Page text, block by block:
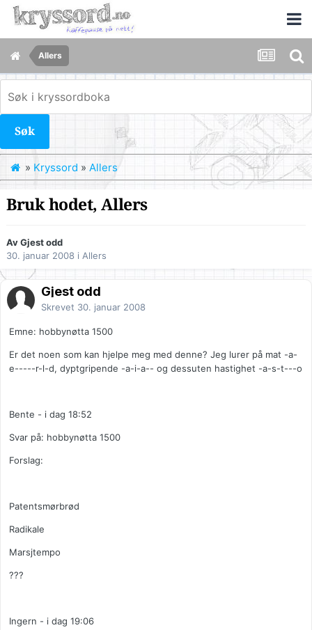
Allers
Søk
» Kryssord » Allers
Bruk hodet, Allers
Av Gjest odd
30. januar 2008 i Allers
Gjest odd
Skrevet 30. januar 2008
Emne: hobbynøtta 1500
Er det noen som kan hjelpe meg med denne? Jeg lurer på mat -a-
e-----r-l-d, dyptgripende -a-i-a-- og dessuten hastighet -a-s-t---o
Bente - i dag 18:52
Svar på: hobbynøtta 1500
Forslag:
Patentsmørbrød
Radikale
Marsjtempo
???
Ingern - i dag 19:06